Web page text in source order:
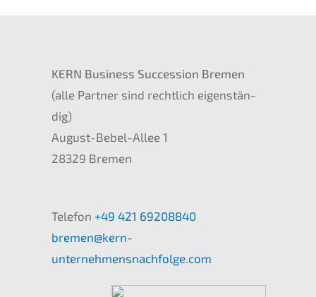
KERN Business Succes­si­on Bremen
(alle Partner sind recht­lich eigen­stän­
dig)
August-Bebel-Allee 1
28329 Bremen
Telefon +49 421 69208840
bremen@kern-
unternehmensnachfolge.com